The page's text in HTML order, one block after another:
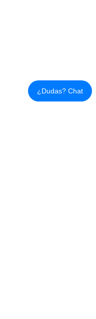
¿Dudas? Chat